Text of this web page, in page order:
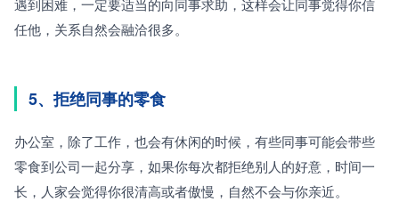
遇到困难，一定要适当的向同事求助，这样会让同事觉得你信
任他，关系自然会融洽很多。
5、拒绝同事的零食
办公室，除了工作，也会有休闲的时候，有些同事可能会带些
零食到公司一起分享，如果你每次都拒绝别人的好意，时间一
长，人家会觉得你很清高或者傲慢，自然不会与你亲近。